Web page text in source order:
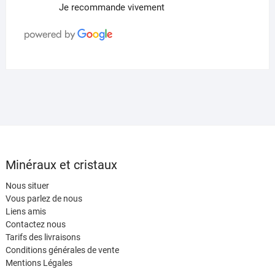
Je recommande vivement
Minéraux et cristaux
Nous situer
Vous parlez de nous
Liens amis
Contactez nous
Tarifs des livraisons
Conditions générales de vente
Mentions Légales